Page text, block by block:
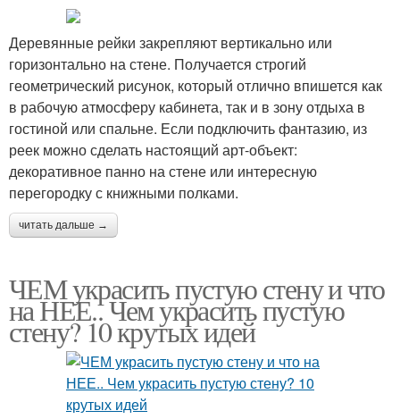
Деревянные рейки закрепляют вертикально или
горизонтально на стене. Получается строгий
геометрический рисунок, который отлично впишется как
в рабочую атмосферу кабинета, так и в зону отдыха в
гостиной или спальне. Если подключить фантазию, из
реек можно сделать настоящий арт-объект:
декоративное панно на стене или интересную
перегородку с книжными полками.
читать дальше →
ЧЕМ украсить пустую стену и что
на НЕЕ.. Чем украсить пустую
стену? 10 крутых идей